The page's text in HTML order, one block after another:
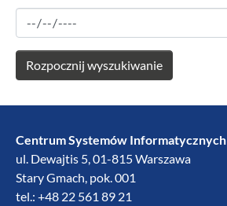
Centrum Systemów Informatycznych
ul. Dewajtis 5, 01-815 Warszawa
Stary Gmach, pok. 001
tel.: +48 22 561 89 21